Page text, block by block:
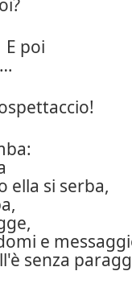
E poi
ella si serba,
e
senza